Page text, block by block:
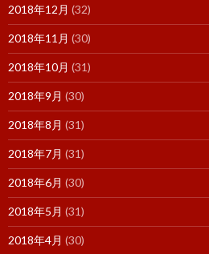
2018年12月 (32)
2018年11月 (30)
2018年10月 (31)
2018年9月 (30)
2018年8月 (31)
2018年7月 (31)
2018年6月 (30)
2018年5月 (31)
2018年4月 (30)